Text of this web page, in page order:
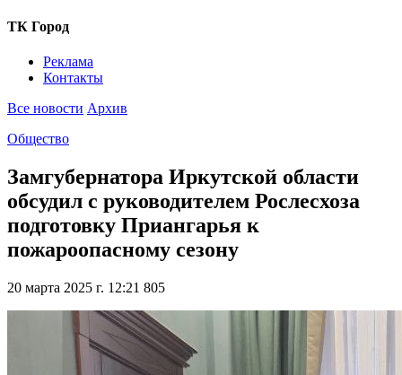
ТК Город
Реклама
Контакты
Все новости Архив
Общество
Замгубернатора Иркутской области
обсудил с руководителем Рослесхоза
подготовку Приангарья к
пожароопасному сезону
20 марта 2025 г. 12:21 805